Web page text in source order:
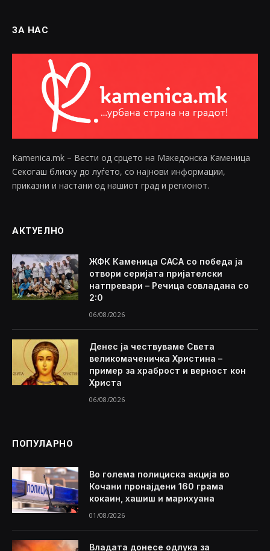
ЗА НАС
Kamenica.mk – Вести од срцето на Македонска Каменица
Секогаш блиску до луѓето, со најнови информации,
приказни и настани од нашиот град и регионот.
АКТУЕЛНО
ЖФК Каменица САСА со победа ја
отвори серијата пријателски
натпревари – Речица совладана со
2:0
06/08/2026
Денес ја чествуваме Света
великомаченичка Христина –
пример за храброст и верност кон
Христа
06/08/2026
ПОПУЛАРНО
Во голема полициска акција во
Кочани пронајдени 160 грама
кокаин, хашиш и марихуана
01/08/2026
Владата донесе одлука за